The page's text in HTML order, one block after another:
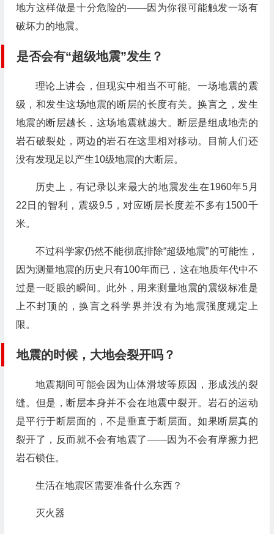
地方这样做是十分危险的——因为你很可能触发一场有
破坏力的地震。
是否会有“超级地震”发生？
理论上讲会，但现实中相当不可能。一场地震的震
级，和发生这场地震的断层的长度有关。换言之，发生
地震的断层越长，这场地震就越大。断层是组成地壳的
岩石破裂处，两边的岩石在这里相对移动。目前人们还
没有发现足以产生10级地震的大断层。
历史上，有记录以来最大的地震发生在1960年5月
22日的智利，震级9.5，对应断层长度差不多有1500千
米。
不过科学家仍然不能彻底排除“超级地震”的可能性，
因为测量地震的历史只有100年而已，这在地质年代中不
过是一眨眼的瞬间。此外，用来测量地震的震级标准是
上不封顶的，换言之科学界并没有为地震强度规定上
限。
地震的时候，大地会裂开吗？
地震期间可能会因为山体滑坡等原因，形成浅的裂
缝。但是，断层本身并不会在地震中裂开。岩石的运动
是平行于断层面的，不是垂直于断层面。如果断层真的
裂开了，反而就不会有地震了——因为不会有摩擦力把
岩石锁住。
生活在地震区需要准备什么东西？
灭火器